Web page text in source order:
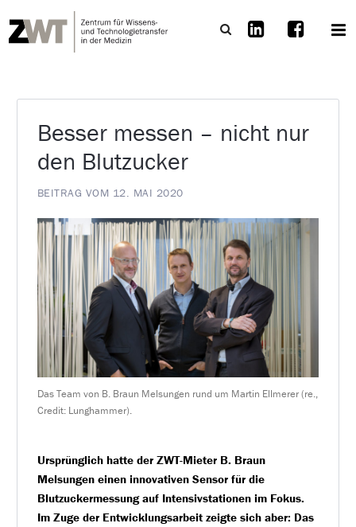
Besser messen – nicht nur
den Blutzucker
BEITRAG VOM 12. MAI 2020
Das Team von B. Braun Melsungen rund um Martin Ellmerer (re.,
Credit: Lunghammer).
Ursprünglich hatte der ZWT-Mieter B. Braun
Melsungen einen innovativen Sensor für die
Blutzuckermessung auf Intensivstationen im Fokus.
Im Zuge der Entwicklungsarbeit zeigte sich aber: Das